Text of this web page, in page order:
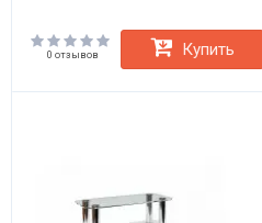
0 отзывов Купить